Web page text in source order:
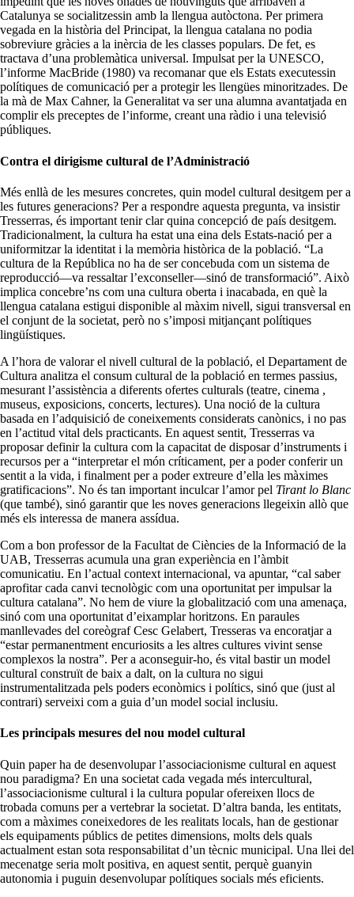
Catalunya se socialitzessin amb la llengua autòctona. Per primera
vegada en la història del Principat, la llengua catalana no podia
sobreviure gràcies a la inèrcia de les classes populars. De fet, es
tractava d’una problemàtica universal. Impulsat per la UNESCO,
l’informe MacBride (1980) va recomanar que els Estats executessin
polítiques de comunicació per a protegir les llengües minoritzades. De
la mà de Max Cahner, la Generalitat va ser una alumna avantatjada en
complir els preceptes de l’informe, creant una ràdio i una televisió
públiques.
Contra el dirigisme cultural de l’Administració
Més enllà de les mesures concretes, quin model cultural desitgem per a
les futures generacions? Per a respondre aquesta pregunta, va insistir
Tresserras, és important tenir clar quina concepció de país desitgem.
Tradicionalment, la cultura ha estat una eina dels Estats-nació per a
uniformitzar la identitat i la memòria històrica de la població. “La
cultura de la República no ha de ser concebuda com un sistema de
reproducció—va ressaltar l’exconseller—sinó de transformació”. Això
implica concebre’ns com una cultura oberta i inacabada, en què la
llengua catalana estigui disponible al màxim nivell, sigui transversal en
el conjunt de la societat, però no s’imposi mitjançant polítiques
lingüístiques.
A l’hora de valorar el nivell cultural de la població, el Departament de
Cultura analitza el consum cultural de la població en termes passius,
mesurant l’assistència a diferents ofertes culturals (teatre, cinema ,
museus, exposicions, concerts, lectures). Una noció de la cultura
basada en l’adquisició de coneixements considerats canònics, i no pas
en l’actitud vital dels practicants. En aquest sentit, Tresserras va
proposar definir la cultura com la capacitat de disposar d’instruments i
recursos per a “interpretar el món críticament, per a poder conferir un
sentit a la vida, i finalment per a poder extreure d’ella les màximes
gratificacions”. No és tan important inculcar l’amor pel Tirant lo Blanc
(que també), sinó garantir que les noves generacions llegeixin allò que
més els interessa de manera assídua.
Com a bon professor de la Facultat de Ciències de la Informació de la
UAB, Tresserras acumula una gran experiència en l’àmbit
comunicatiu. En l’actual context internacional, va apuntar, “cal saber
aprofitar cada canvi tecnològic com una oportunitat per impulsar la
cultura catalana”. No hem de viure la globalització com una amenaça,
sinó com una oportunitat d’eixamplar horitzons. En paraules
manllevades del coreògraf Cesc Gelabert, Tresseras va encoratjar a
“estar permanentment encuriosits a les altres cultures vivint sense
complexos la nostra”. Per a aconseguir-ho, és vital bastir un model
cultural construït de baix a dalt, on la cultura no sigui
instrumentalitzada pels poders econòmics i polítics, sinó que (just al
contrari) serveixi com a guia d’un model social inclusiu.
Les principals mesures del nou model cultural
Quin paper ha de desenvolupar l’associacionisme cultural en aquest
nou paradigma? En una societat cada vegada més intercultural,
l’associacionisme cultural i la cultura popular ofereixen llocs de
trobada comuns per a vertebrar la societat. D’altra banda, les entitats,
com a màximes coneixedores de les realitats locals, han de gestionar
els equipaments públics de petites dimensions, molts dels quals
actualment estan sota responsabilitat d’un tècnic municipal. Una llei del
mecenatge seria molt positiva, en aquest sentit, perquè guanyin
autonomia i puguin desenvolupar polítiques socials més eficients.